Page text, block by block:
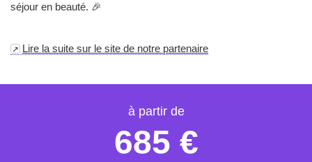
séjour en beauté. 🎉
Lire la suite sur le site de notre partenaire
685 €